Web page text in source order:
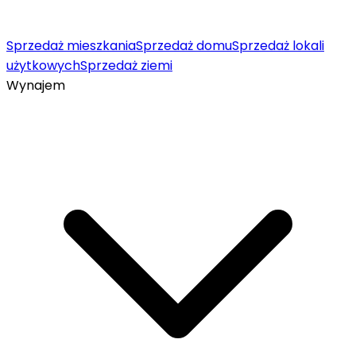
Sprzedaż mieszkaniaSprzedaż domuSprzedaż lokali
użytkowychSprzedaż ziemi
Wynajem